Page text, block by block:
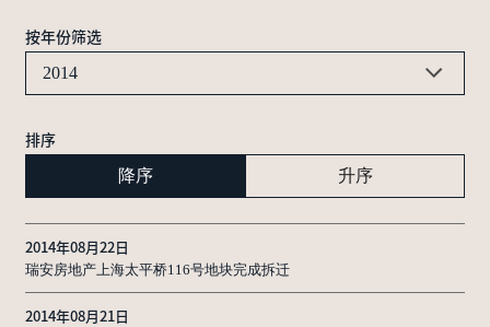
按年份筛选
2014
排序
降序 升序
2014年08月22日
瑞安房地产上海太平桥116号地块完成拆迁
2014年08月21日